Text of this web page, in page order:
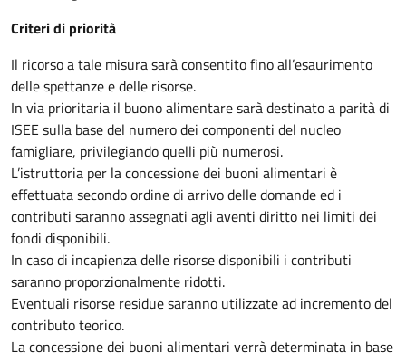
Criteri di priorità
Il ricorso a tale misura sarà consentito fino all’esaurimento
delle spettanze e delle risorse.
In via prioritaria il buono alimentare sarà destinato a parità di
ISEE sulla base del numero dei componenti del nucleo
famigliare, privilegiando quelli più numerosi.
L’istruttoria per la concessione dei buoni alimentari è
effettuata secondo ordine di arrivo delle domande ed i
contributi saranno assegnati agli aventi diritto nei limiti dei
fondi disponibili.
In caso di incapienza delle risorse disponibili i contributi
saranno proporzionalmente ridotti.
Eventuali risorse residue saranno utilizzate ad incremento del
contributo teorico.
La concessione dei buoni alimentari verrà determinata in base